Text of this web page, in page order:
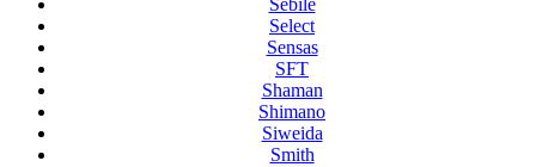
Sebile
Select
Sensas
SFT
Shaman
Shimano
Siweida
Smith